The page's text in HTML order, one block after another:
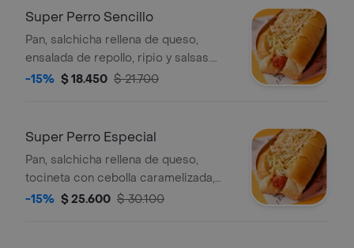
Super Perro Sencillo
Pan, salchicha rellena de queso,
ensalada de repollo, ripio y salsas.
(imagen de referencia).
-15% $ 18.450 $ 21.700
Super Perro Especial
Pan, salchicha rellena de queso,
tocineta con cebolla caramelizada,
queso cheddar y mozzarella, ensalada
-15% $ 25.600 $ 30.100